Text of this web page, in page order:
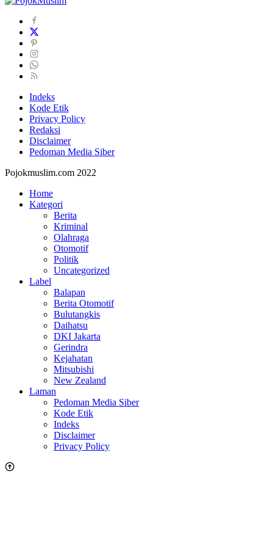
Indeks
Kode Etik
Privacy Policy
Redaksi
Disclaimer
Pedoman Media Siber
Pojokmuslim.com 2022
Home
Kategori
Berita
Kriminal
Olahraga
Otomotif
Politik
Uncategorized
Label
Balapan
Berita Otomotif
Bulutangkis
Daihatsu
DKI Jakarta
Gerindra
Kejahatan
Mitsubishi
New Zealand
Laman
Pedoman Media Siber
Kode Etik
Indeks
Disclaimer
Privacy Policy